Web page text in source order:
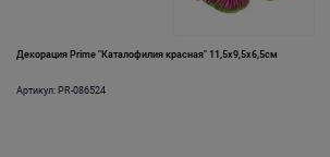
Декорация Prime "Каталофилия красная" 11,5х9,5х6,5см
Артикул: PR-086524